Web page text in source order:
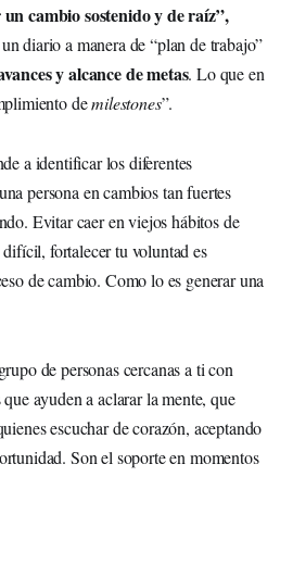
cambio sostenido y de raíz”,
diario a manera de “plan de trabajo”
y alcance de metas. Lo que en
demilestones”.
a identificar los diferentes
persona en cambios tan fuertes
Evitar caer en viejos hábitos de
fortalecer tu voluntad es
de cambio. Como lo es generar una
de personas cercanas a ti con
ayuden a aclarar la mente, que
escuchar de corazón, aceptando
Son el soporte en momentos